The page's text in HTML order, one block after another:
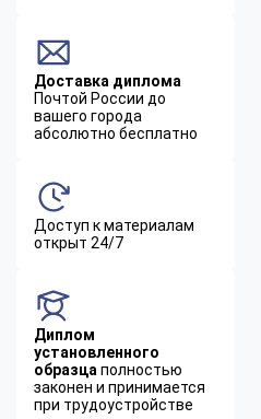
Доставка диплома
Почтой России до
вашего города
абсолютно бесплатно
Доступ к материалам
открыт 24/7
Диплом
установленного
образца полностью
законен и принимается
при трудоустройстве